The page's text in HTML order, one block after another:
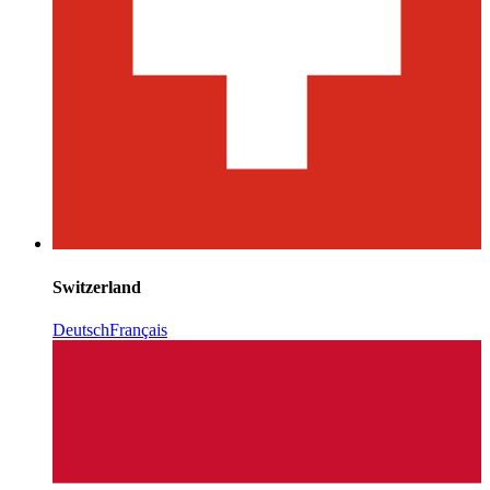
Switzerland
DeutschFrançais